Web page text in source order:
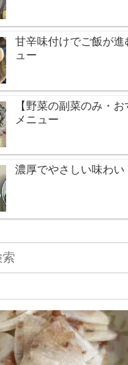
甘辛味付けでご飯が
ュー
【野菜の副菜のみ・
メニュー
濃厚でやさしい味わ